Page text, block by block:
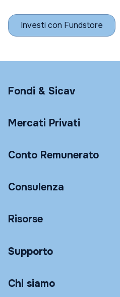
Investi con Fundstore
Fondi & Sicav
Mercati Privati
Conto Remunerato
Consulenza
Risorse
Supporto
Chi siamo